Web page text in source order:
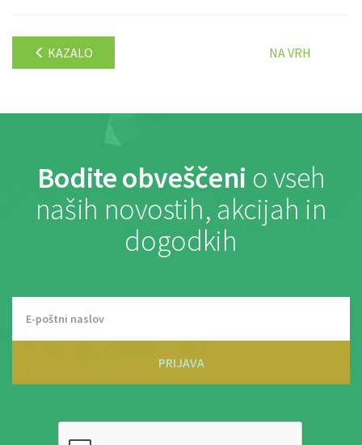
KAZALO NA VRH
Bodite obveščeni o vseh
naših novostih, akcijah in
dogodkih
PRIJAVA